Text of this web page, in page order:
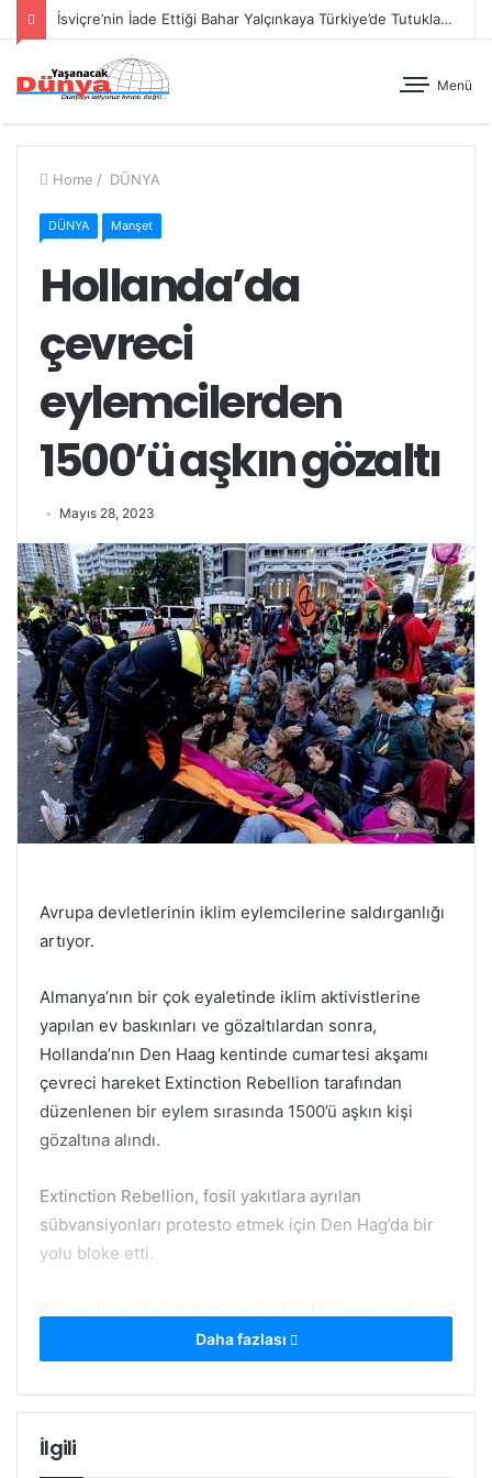
İsviçre’nin İade Ettiği Bahar Yalçınkaya Türkiye’de Tutuklandı
Menü
Home / DÜNYA
DÜNYA Manşet
Hollanda’da
çevreci
eylemcilerden
1500’ü aşkın gözaltı
Mayıs 28, 2023
Avrupa devletlerinin iklim eylemcilerine saldırganlığı
artıyor.
Almanya’nın bir çok eyaletinde iklim aktivistlerine
yapılan ev baskınları ve gözaltılardan sonra,
Hollanda’nın Den Haag kentinde cumartesi akşamı
çevreci hareket Extinction Rebellion tarafından
düzenlenen bir eylem sırasında 1500’ü aşkın kişi
gözaltına alındı.
Extinction Rebellion, fosil yakıtlara ayrılan
sübvansiyonları protesto etmek için Den Hag’da bir
yolu bloke etti.
toplam 1579 kişi gözaltına alındı, 40’ı hakkında
soruşturma başlatıldı.
çok yakınında bulunuyor. Extinction Rebellion’un bu
Daha fazlası
İlgili